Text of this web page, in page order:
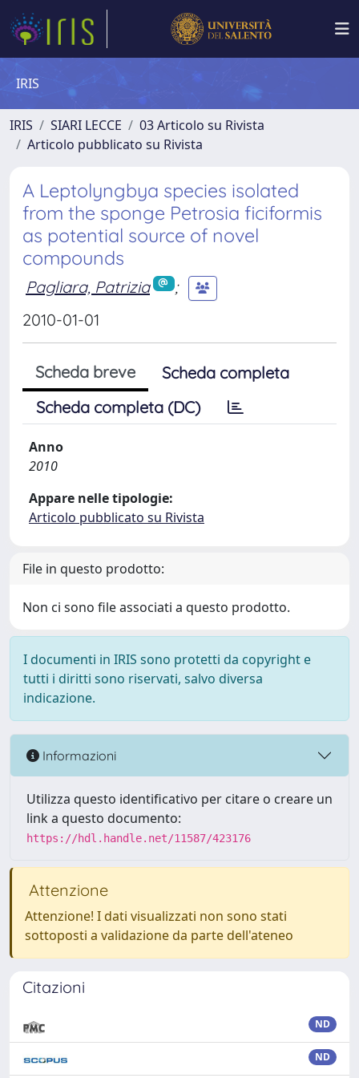
IRIS
IRIS SIARI LECCE
03 Articolo su Rivista
Articolo pubblicato su Rivista
A Leptolyngbya species isolated
from the sponge Petrosia ficiformis
as potential source of novel
compounds
Pagliara, Patrizia
;
2010-01-01
Scheda breve
Scheda completa
Scheda completa (DC)
Anno
2010
Appare nelle tipologie:
Articolo pubblicato su Rivista
File in questo prodotto:
Non ci sono file associati a questo prodotto.
I documenti in IRIS sono protetti da copyright e
tutti i diritti sono riservati, salvo diversa
indicazione.
Informazioni
Utilizza questo identificativo per citare o creare un
link a questo documento:
https://hdl.handle.net/11587/423176
Attenzione
Attenzione! I dati visualizzati non sono stati
sottoposti a validazione da parte dell'ateneo
Citazioni
ND
ND